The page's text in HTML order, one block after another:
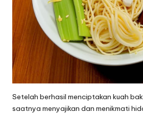
Setelah berhasil menciptakan kuah
saatnya menyajikan dan menikmati